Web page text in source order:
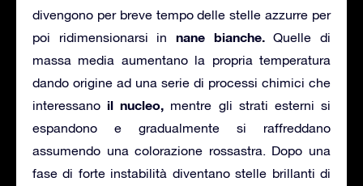
divengono per breve tempo delle stelle azzurre per
poi ridimensionarsi in nane bianche.Quelle di
massa media aumentano la propria temperatura
dando origine ad una serie di processi chimici che
interessano il nucleo, mentre gli strati esterni si
espandono e gradualmente si raffreddano
assumendo una colorazione rossastra. Dopo una
fase di forte instabilità diventano stelle brillanti di